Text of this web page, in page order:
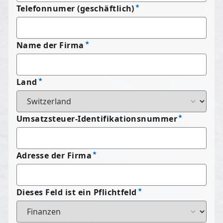
Telefonnumer (geschäftlich)
Name der Firma
Land
Umsatzsteuer-Identifikationsnummer
Adresse der Firma
Dieses Feld ist ein Pflichtfeld